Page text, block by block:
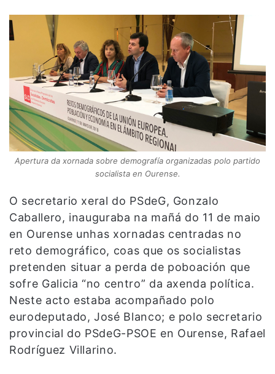
Apertura da xornada sobre demografía organizadas polo partido
socialista en Ourense.
O secretario xeral do PSdeG, Gonzalo
Caballero, inauguraba na mañá do 11 de maio
en Ourense unhas xornadas centradas no
reto demográfico, coas que os socialistas
pretenden situar a perda de poboación que
sofre Galicia “no centro” da axenda política.
Neste acto estaba acompañado polo
eurodeputado, José Blanco; e polo secretario
provincial do PSdeG-PSOE en Ourense, Rafael
Rodríguez Villarino.